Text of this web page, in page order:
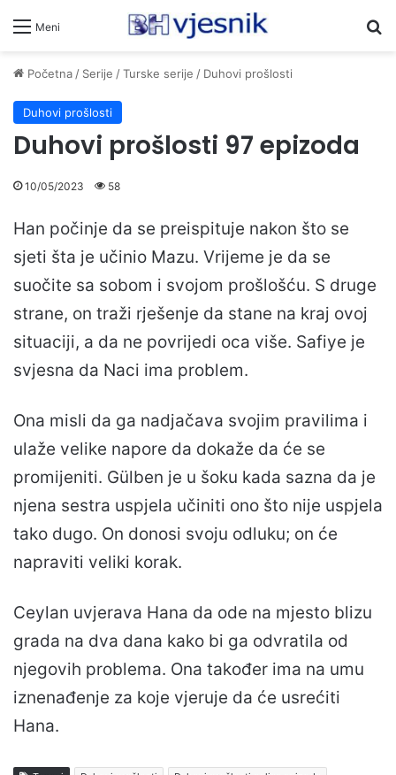
Meni
Početna/ Serije /Turske serije / Duhovi prošlosti
Duhovi prošlosti
Duhovi prošlosti 97 epizoda
10/05/2023 58
Han počinje da se preispituje nakon što se
sjeti šta je učinio Mazu. Vrijeme je da se
suočite sa sobom i svojom prošlošću. S druge
strane, on traži rješenje da stane na kraj ovoj
situaciji, a da ne povrijedi oca više. Safiye je
svjesna da Naci ima problem.
Ona misli da ga nadjačava svojim pravilima i
ulaže velike napore da dokaže da će se
promijeniti. Gülben je u šoku kada sazna da je
njena sestra uspjela učiniti ono što nije uspjela
tako dugo. On donosi svoju odluku; on će
napraviti veliki korak.
Ceylan uvjerava Hana da ode na mjesto blizu
grada na dva dana kako bi ga odvratila od
njegovih problema. Ona također ima na umu
iznenađenje za koje vjeruje da će usrećiti
Hana.